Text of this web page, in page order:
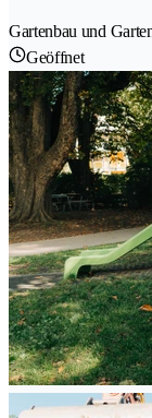
Gartenbau und
Geöffnet